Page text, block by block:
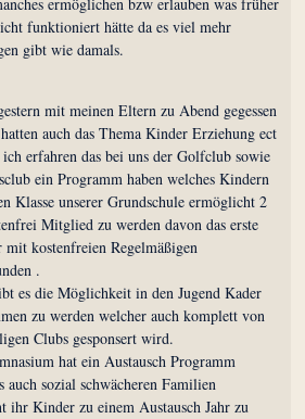
funktioniert hätte da es viel mehr
gibt wie damals.
mit meinen Eltern zu Abend gegessen
auch das Thema Kinder Erziehung ect
ich erfahren das bei uns der Golfclub sowie
ein Programm haben welches Kindern
Klasse unserer Grundschule ermöglicht 2
Mitglied zu werden davon das erste
mit kostenfreien Regelmäßigen
.
es die Möglichkeit in den Jugend Kader
zu werden welcher auch komplett von
Clubs gesponsert wird.
hat ein Austausch Programm
auch sozial schwächeren Familien
ihr Kinder zu einem Austausch Jahr zu